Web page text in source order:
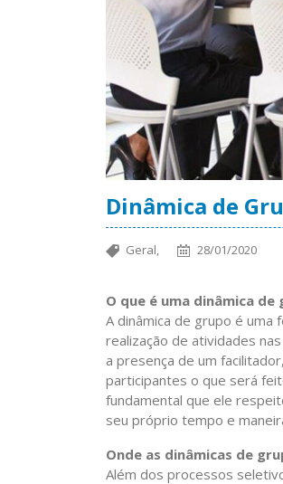
Dinâmica de
Geral, 28/01/2020
O que é uma dinâmica de
A dinâmica de grupo é uma
realização de atividades
a presença de um
participantes o que será
fundamental que ele
seu próprio tempo e
Onde as dinâmicas de
Além dos processos